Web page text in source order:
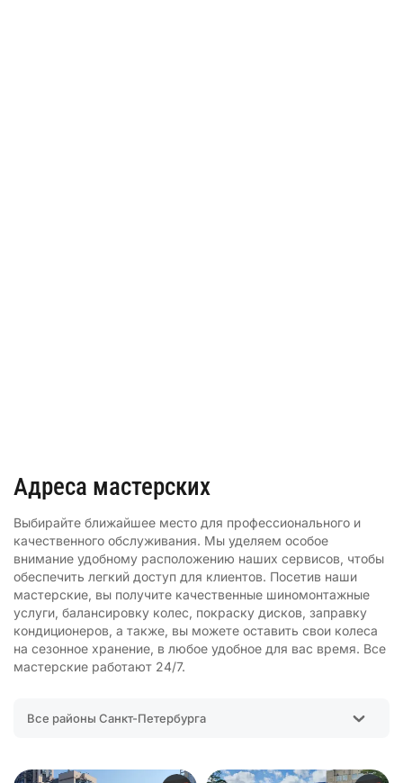
Адреса мастерских
Выбирайте ближайшее место для профессионального и
качественного обслуживания. Мы уделяем особое
внимание удобному расположению наших сервисов, чтобы
обеспечить легкий доступ для клиентов. Посетив наши
мастерские, вы получите качественные шиномонтажные
услуги, балансировку колес, покраску дисков, заправку
кондиционеров, а также, вы можете оставить свои колеса
на сезонное хранение, в любое удобное для вас время. Все
мастерские работают 24/7.
Все районы Санкт-Петербурга